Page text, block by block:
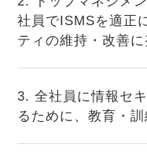
社員でISMSを適正
ティの維持・改善に
3. 全社員に情報セ
るために、教育・